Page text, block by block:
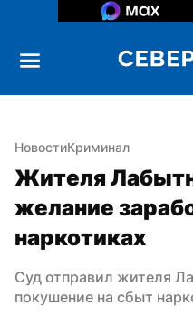
НовостиКриминал
Жителя
желание
наркотиках
Суд отправил жителя
покушение на сбыт